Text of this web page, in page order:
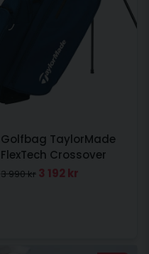
Golfbag TaylorMade
FlexTech Crossover
Stand bag I Navy
3 990 kr 3 192 kr